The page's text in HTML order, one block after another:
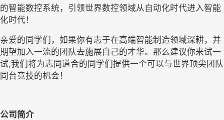
的智能数控系统，引领世界数控领域从自动化时代进入智能
化时代！
亲爱的同学们，如果你有志于在高端智能制造领域深耕，并
期望加入一流的团队去施展自己的才华。那么建议你来试一
试,我们将为志同道合的同学们提供一个可以与世界顶尖团队
同台竞技的机会！
公司简介